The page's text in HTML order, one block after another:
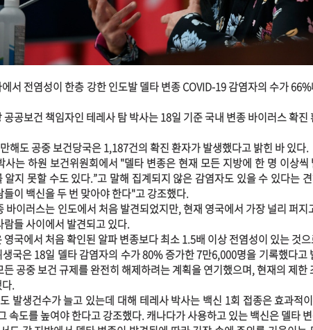
서 전염성이 한층 강한 인도발 델타 변종 COVID-19 감염자의 수가
공공보건 책임자인 테레사 탐 박사는 18일 기준 국내 변종 바이러스 확
해도 공중 보건당국은 1,187건의 확진 환자가 발생했다고 밝힌 바 있다.
사는 하원 보건위원회에서 "델타 변종은 현재 모든 지방에 한 명 이상
알지 못할 수도 있다.”고 말해 집계되지 않은 감염자도 있을 수 있다는
들이 백신을 두 번 맞아야 한다"고 강조했다.
바이러스는 인도에서 처음 발견되었지만, 현재 영국에서 가장 널리 퍼
람들 사이에서 발견되고 있다.
영국에서 처음 확인된 알파 변종보다 최소 1.5배 이상 전염성이 있는 것
국은 18일 델타 감염자의 수가 80% 증가한 7만6,000명을 기록했다고
든 공중 보건 규제를 완전히 해제하려는 계획을 연기했으며, 현재의 제한
.
발생건수가 늘고 있는데 대해 테레사 박사는 백신 1회 접종은 효과적
속도를 높여야 한다고 강조했다. 캐나다가 사용하고 있는 백신은 델타